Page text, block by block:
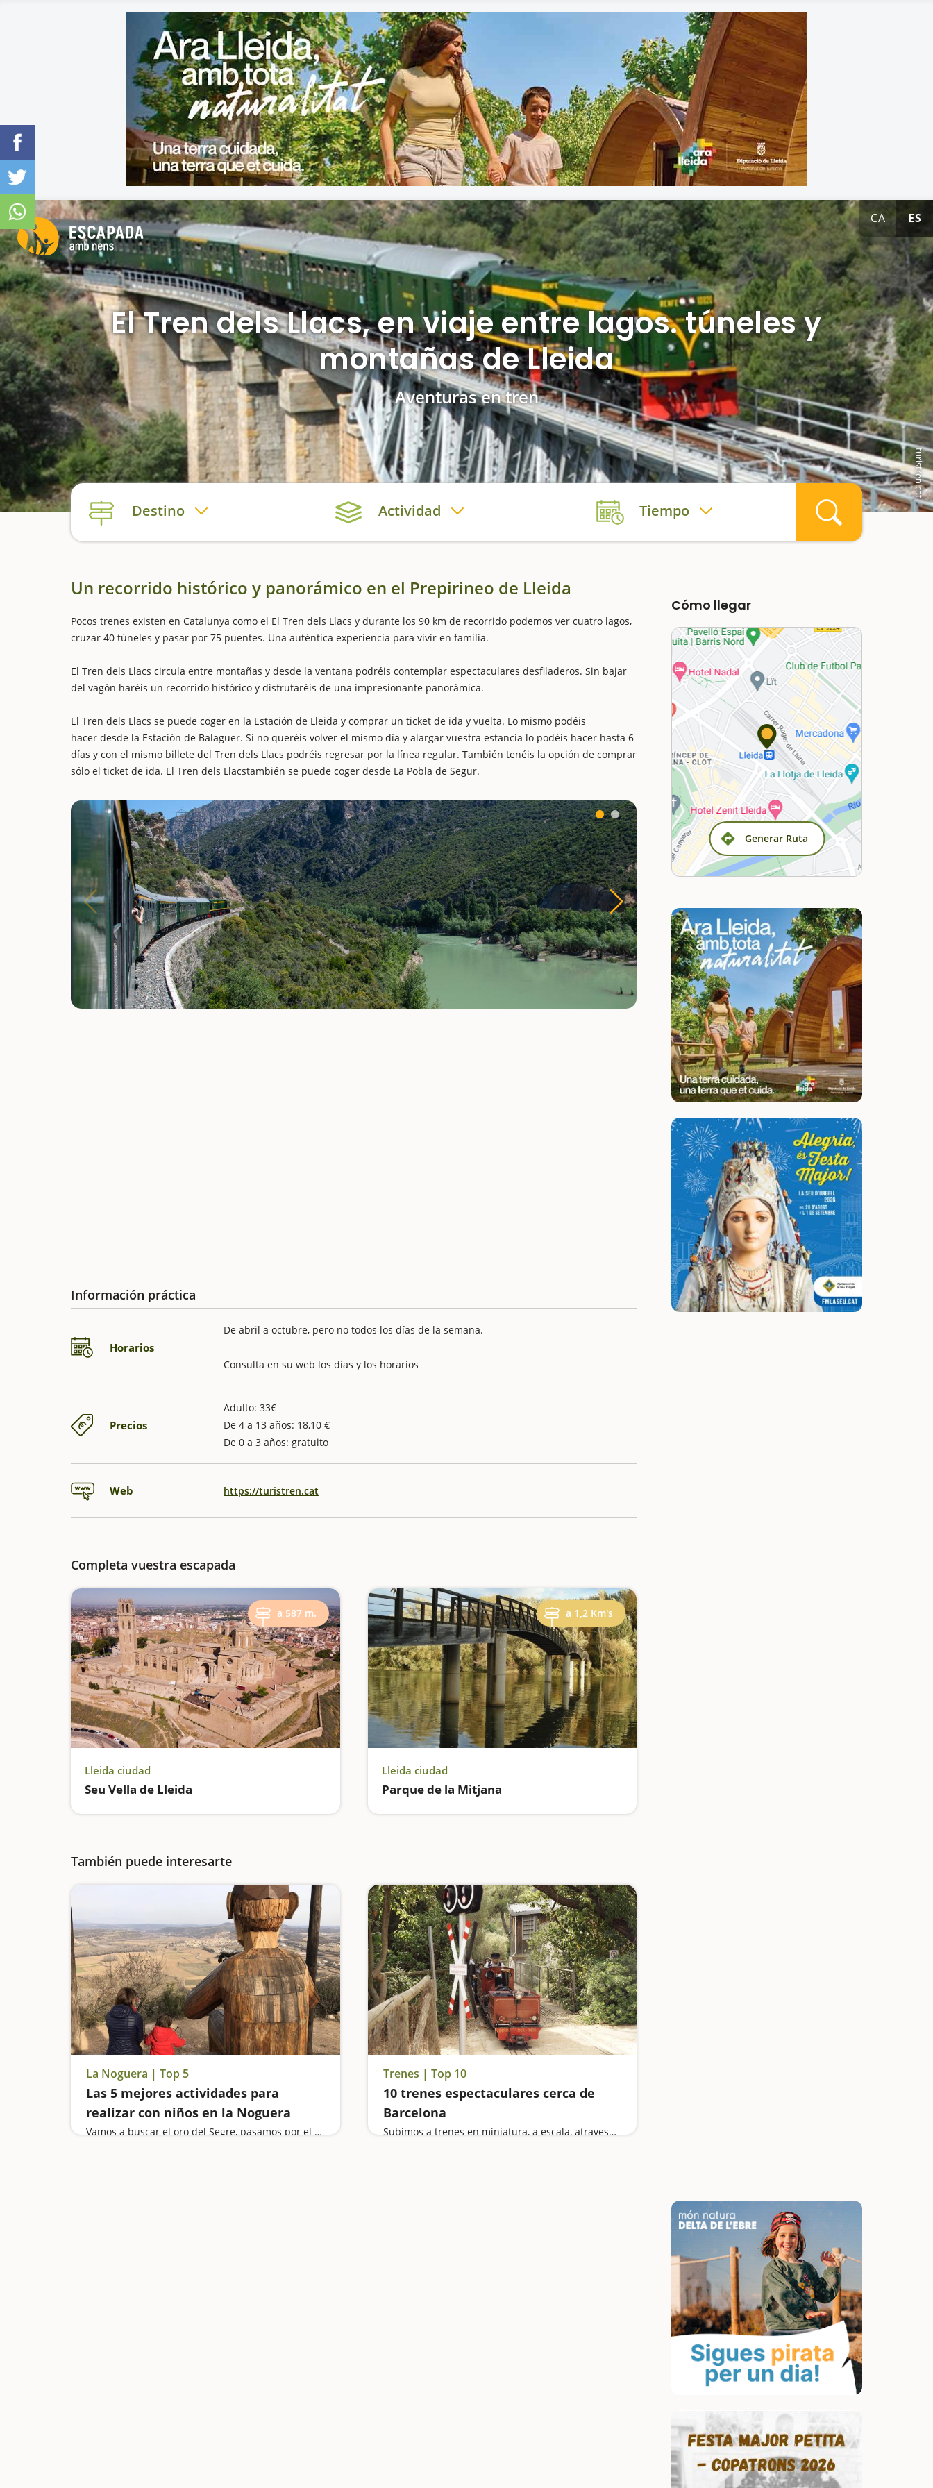
CA ES
El Tren dels Llacs, en viaje entre lagos. túneles y
montañas de Lleida
Aventuras en tren
turistren.cat
Destino Actividad Tiempo
Un recorrido histórico y panorámico en el Prepirineo de Lleida
Pocos trenes existen en Catalunya como el El Tren dels Llacs y durante los 90 km de recorrido podemos ver cuatro lagos,
cruzar 40 túneles y pasar por 75 puentes. Una auténtica experiencia para vivir en familia.
El Tren dels Llacs circula entre montañas y desde la ventana podréis contemplar espectaculares desfiladeros. Sin bajar
del vagón haréis un recorrido histórico y disfrutaréis de una impresionante panorámica.
El Tren dels Llacs se puede coger en la Estación de Lleida y comprar un ticket de ida y vuelta. Lo mismo podéis
hacer desde la Estación de Balaguer. Si no queréis volver el mismo día y alargar vuestra estancia lo podéis hacer hasta 6
días y con el mismo billete del Tren dels Llacs podréis regresar por la línea regular. También tenéis la opción de comprar
sólo el ticket de ida. El Tren dels Llacstambién se puede coger desde La Pobla de Segur.
Información práctica
Horarios
De abril a octubre, pero no todos los días de la semana.
Consulta en su web los días y los horarios
Precios
Adulto: 33€
De 4 a 13 años: 18,10 €
De 0 a 3 años: gratuito
Web https://turistren.cat
Completa vuestra escapada
a 587 m.
Lleida ciudad
Seu Vella de Lleida
a 1,2 Km's
Lleida ciudad
Parque de la Mitjana
También puede interesarte
La Noguera | Top 5
Las 5 mejores actividades para
realizar con niños en la Noguera
Vamos a buscar el oro del Segre, pasamos por el puente colgante del Congost del Mu, visitamos los grafitis de Penelles, 'Lo Padrí' de Montsonís y entramos en las Trincheras del Merengue, en Camarasa
Trenes | Top 10
10 trenes espectaculares cerca de
Barcelona
Subimos a trenes en miniatura, a escala, atravesamos puentes y túneles, hacemos de ferroviarios en los circuitos de tren más espectaculares de Barcelona
Cómo llegar
Generar Ruta